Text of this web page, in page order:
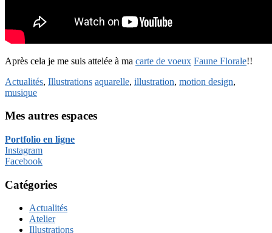
Après cela je me suis attelée à ma carte de voeux Faune Florale!!
Actualités, Illustrations aquarelle, illustration, motion design,
musique
Mes autres espaces
Portfolio en ligne
Instagram
Facebook
Catégories
Actualités
Atelier
Illustrations